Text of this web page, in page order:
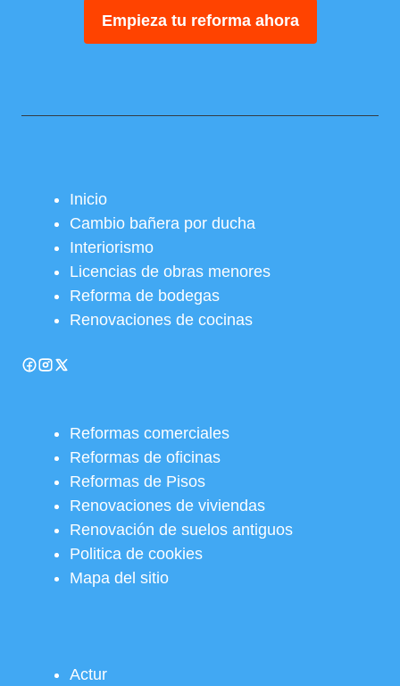
Empieza tu reforma ahora
Inicio
Cambio bañera por ducha
Interiorismo
Licencias de obras menores
Reforma de bodegas
Renovaciones de cocinas
Reformas comerciales
Reformas de oficinas
Reformas de Pisos
Renovaciones de viviendas
Renovación de suelos antiguos
Politica de cookies
Mapa del sitio
Actur